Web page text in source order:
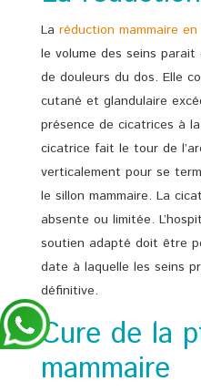
La réduction mammaire en
le volume des seins
de douleurs du dos. Elle
cutané et glandulaire
présence de cicatrices à
cicatrice fait le tour de
verticalement pour se
le sillon mammaire. La
absente ou limitée.
soutien adapté doit être
date à laquelle les seins
définitive.
Cure de la
mammaire